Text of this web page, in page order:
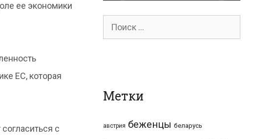
ее экономики
ЕС, которая
с
Поиск
для:
Метки
австрия беженцы беларусь